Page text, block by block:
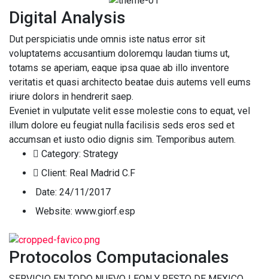
Digital Analysis
Dut perspiciatis unde omnis iste natus error sit
voluptatems accusantium doloremqu laudan tiums ut,
totams se aperiam, eaque ipsa quae ab illo inventore
veritatis et quasi architecto beatae duis autems vell eums
iriure dolors in hendrerit saep.
Eveniet in vulputate velit esse molestie cons to equat, vel
illum dolore eu feugiat nulla facilisis seds eros sed et
accumsan et iusto odio dignis sim. Temporibus autem.
Category: Strategy
Client: Real Madrid C.F
Date: 24/11/2017
Website: www.giorf.esp
Protocolos Computacionales